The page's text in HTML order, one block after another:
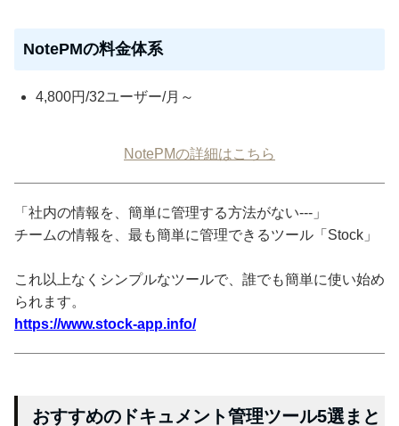
NotePMの料金体系
4,800円/32ユーザー/月～
NotePMの詳細はこちら
「社内の情報を、簡単に管理する方法がない---」
チームの情報を、最も簡単に管理できるツール「Stock」
これ以上なくシンプルなツールで、誰でも簡単に使い始め
られます。
https://www.stock-app.info/
おすすめのドキュメント管理ツール5選まと